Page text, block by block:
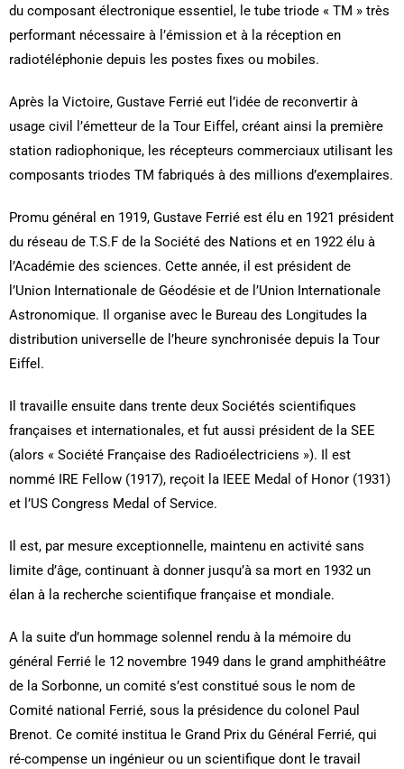
du composant électronique essentiel, le tube triode « TM » très
performant nécessaire à l’émission et à la réception en
radiotéléphonie depuis les postes fixes ou mobiles.
Après la Victoire, Gustave Ferrié eut l’idée de reconvertir à
usage civil l’émetteur de la Tour Eiffel, créant ainsi la première
station radiophonique, les récepteurs commerciaux utilisant les
composants triodes TM fabriqués à des millions d’exemplaires.
Promu général en 1919, Gustave Ferrié est élu en 1921 président
du réseau de T.S.F de la Société des Nations et en 1922 élu à
l’Académie des sciences. Cette année, il est président de
l’Union Internationale de Géodésie et de l’Union Internationale
Astronomique. Il organise avec le Bureau des Longitudes la
distribution universelle de l’heure synchronisée depuis la Tour
Eiffel.
Il travaille ensuite dans trente deux Sociétés scientifiques
françaises et internationales, et fut aussi président de la SEE
(alors « Société Française des Radioélectriciens »). Il est
nommé IRE Fellow (1917), reçoit la IEEE Medal of Honor (1931)
et l’US Congress Medal of Service.
Il est, par mesure exceptionnelle, maintenu en activité sans
limite d’âge, continuant à donner jusqu’à sa mort en 1932 un
élan à la recherche scientifique française et mondiale.
A la suite d’un hommage solennel rendu à la mémoire du
général Ferrié le 12 novembre 1949 dans le grand amphithéâtre
de la Sorbonne, un comité s’est constitué sous le nom de
Comité national Ferrié, sous la présidence du colonel Paul
Brenot. Ce comité institua le Grand Prix du Général Ferrié, qui
ré-compense un ingénieur ou un scientifique dont le travail